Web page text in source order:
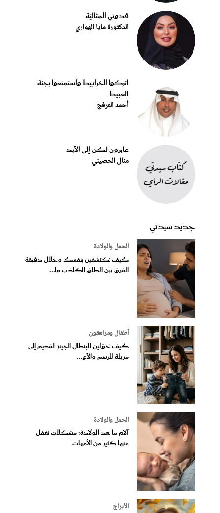
قدوتي المثاليّة
الدكتورة مايا الهواري
اتركوا الخرابيط واستمتعوا بجنة
العبيط
أحمد العرفج
عابرون لكن إلى الأبد
منال الحصيني
جديد سيدتي
الحمل والولادة
كيف تكتشفين بنفسك وخلال دقيقة
الفرق بين الطلق الكاذب وا...
أطفال ومراهقون
كيف تحوّلين البنطال الجينز القديم إلى
مريلة للرسم والأع...
الحمل والولادة
آلام ما بعد الولادة: مشكلات تغفل
عنها كثير من الأمهات
الأبراج